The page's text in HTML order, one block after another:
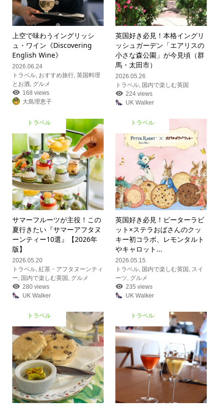
上空で味わうイングリッシ
ュ・ワイン《Discovering
English Wine》
2026.06.24
トラベル, おすすめ旅行, 英国料理
とお酒, グルメ
168 views
大島理恵子
英国好き必見！本格イングリ
ッシュガーデン「エアリスの
小さな森公園」が今見頃（群
馬・太田市）
2026.05.26
トラベル, 国内で楽しむ英国
224 views
UK Walker
トラベル
サマーフルーツが主役！この
夏行きたい『サマーアフタヌ
ーンティー10選』【2026年
版】
2026.05.20
トラベル, 紅茶・アフタヌーンティ
ー, 国内で楽しむ英国 , グルメ
280 views
UK Walker
トラベル
英国好き必見！ピーターラビ
ット×ステラおばさんのクッ
キー初コラボ、レモンタルト
やキャロット...
2026.05.15
トラベル, 国内で楽しむ英国 , スイ
ーツ, グルメ
235 views
UK Walker
トラベル トラベル